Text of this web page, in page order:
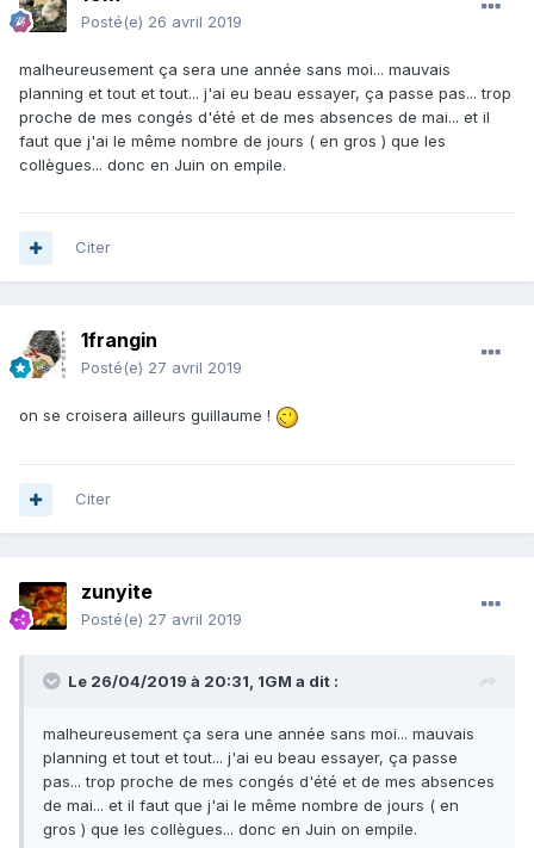
Posté(e) 26 avril 2019
malheureusement ça sera une année sans moi... mauvais
planning et tout et tout... j'ai eu beau essayer, ça passe pas... trop
proche de mes congés d'été et de mes absences de mai... et il
faut que j'ai le même nombre de jours ( en gros ) que les
collègues... donc en Juin on empile.
Citer
1frangin
Posté(e) 27 avril 2019
on se croisera ailleurs guillaume !
Citer
zunyite
Posté(e) 27 avril 2019
Le 26/04/2019 à 20:31, 1GM a dit :
malheureusement ça sera une année sans moi... mauvais
planning et tout et tout... j'ai eu beau essayer, ça passe
pas... trop proche de mes congés d'été et de mes absences
de mai... et il faut que j'ai le même nombre de jours ( en
gros ) que les collègues... donc en Juin on empile.